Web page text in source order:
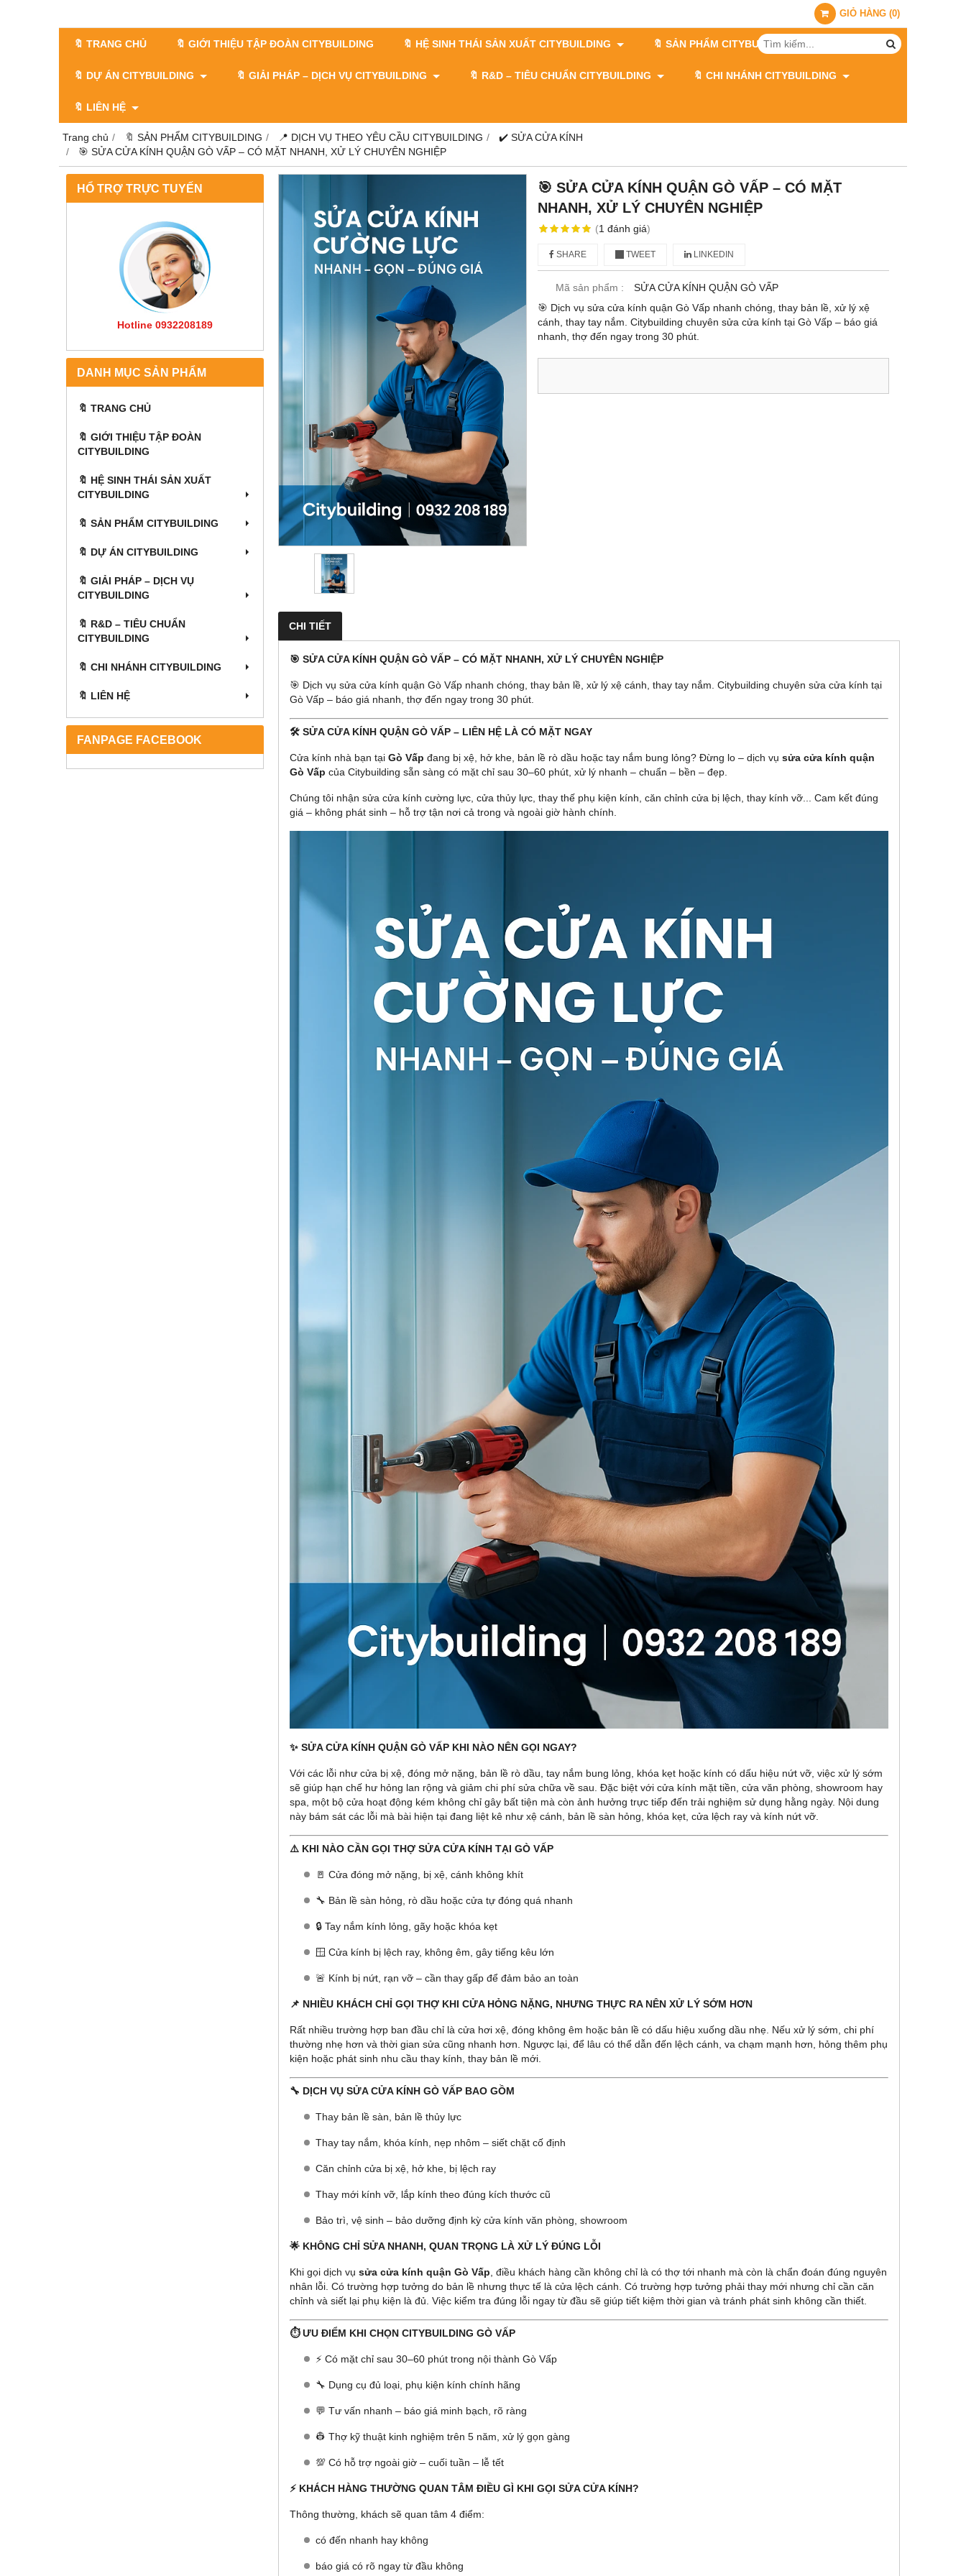
GIỎ HÀNG (0)
🔖 TRANG CHỦ 🔖 GIỚI THIỆU TẬP ĐOÀN CITYBUILDING 🔖 HỆ SINH THÁI SẢN XUẤT CITYBUILDING 🔖 SẢN PHẨM CITYBUILDING
🔖 DỰ ÁN CITYBUILDING 🔖 GIẢI PHÁP – DỊCH VỤ CITYBUILDING 🔖​​​​​​​ R&D – TIÊU CHUẨN CITYBUILDING 🔖 CHI NHÁNH CITYBUILDING
🔖 LIÊN HỆ
Trang chủ 🔖 SẢN PHẨM CITYBUILDING 📍 DỊCH VỤ THEO YÊU CẦU CITYBUILDING
✔️ SỬA CỬA KÍNH
🎯 SỬA CỬA KÍNH QUẬN GÒ VẤP – CÓ MẶT NHANH, XỬ LÝ CHUYÊN NGHIỆP
HỔ TRỢ TRỰC TUYẾN
Hotline 0932208189
DANH MỤC SẢN PHẨM
🔖 TRANG CHỦ
🔖 GIỚI THIỆU TẬP ĐOÀN
CITYBUILDING
🔖 HỆ SINH THÁI SẢN XUẤT
CITYBUILDING
🔖 SẢN PHẨM CITYBUILDING
🔖 DỰ ÁN CITYBUILDING
🔖 GIẢI PHÁP – DỊCH VỤ
CITYBUILDING
🔖​​​​​​​ R&D – TIÊU CHUẨN
CITYBUILDING
🔖 CHI NHÁNH CITYBUILDING
🔖 LIÊN HỆ
FANPAGE FACEBOOK
🎯 SỬA CỬA KÍNH QUẬN GÒ VẤP – CÓ MẶT
NHANH, XỬ LÝ CHUYÊN NGHIỆP
(1 đánh giá)
SHARE TWEET LINKEDIN
Mã sản phẩm :
SỬA CỬA KÍNH QUẬN GÒ VẤP
🎯 Dịch vụ sửa cửa kính quận Gò Vấp nhanh chóng, thay bản lề, xử lý xệ
cánh, thay tay nắm. Citybuilding chuyên sửa cửa kính tại Gò Vấp – báo giá
nhanh, thợ đến ngay trong 30 phút.
CHI TIẾT
🎯 SỬA CỬA KÍNH QUẬN GÒ VẤP – CÓ MẶT NHANH, XỬ LÝ CHUYÊN NGHIỆP
🎯 Dịch vụ sửa cửa kính quận Gò Vấp nhanh chóng, thay bản lề, xử lý xệ cánh, thay tay nắm. Citybuilding chuyên sửa cửa kính tại
Gò Vấp – báo giá nhanh, thợ đến ngay trong 30 phút.
🛠️ SỬA CỬA KÍNH QUẬN GÒ VẤP – LIÊN HỆ LÀ CÓ MẶT NGAY
Cửa kính nhà bạn tại Gò Vấp đang bị xệ, hở khe, bản lề rò dầu hoặc tay nắm bung lỏng? Đừng lo – dịch vụ sửa cửa kính quận
Gò Vấp của Citybuilding sẵn sàng có mặt chỉ sau 30–60 phút, xử lý nhanh – chuẩn – bền – đẹp.
Chúng tôi nhận sửa cửa kính cường lực, cửa thủy lực, thay thế phụ kiện kính, căn chỉnh cửa bị lệch, thay kính vỡ... Cam kết đúng
giá – không phát sinh – hỗ trợ tận nơi cả trong và ngoài giờ hành chính.
✨ SỬA CỬA KÍNH QUẬN GÒ VẤP KHI NÀO NÊN GỌI NGAY?
Với các lỗi như cửa bị xệ, đóng mở nặng, bản lề rò dầu, tay nắm bung lỏng, khóa kẹt hoặc kính có dấu hiệu nứt vỡ, việc xử lý sớm
sẽ giúp hạn chế hư hỏng lan rộng và giảm chi phí sửa chữa về sau. Đặc biệt với cửa kính mặt tiền, cửa văn phòng, showroom hay
spa, một bộ cửa hoạt động kém không chỉ gây bất tiện mà còn ảnh hưởng trực tiếp đến trải nghiệm sử dụng hằng ngày. Nội dung
này bám sát các lỗi mà bài hiện tại đang liệt kê như xệ cánh, bản lề sàn hỏng, khóa kẹt, cửa lệch ray và kính nứt vỡ.
⚠️ KHI NÀO CẦN GỌI THỢ SỬA CỬA KÍNH TẠI GÒ VẤP
🚪 Cửa đóng mở nặng, bị xệ, cánh không khít
🔧 Bản lề sàn hỏng, rò dầu hoặc cửa tự đóng quá nhanh
🔒 Tay nắm kính lỏng, gãy hoặc khóa kẹt
🪟 Cửa kính bị lệch ray, không êm, gây tiếng kêu lớn
🚨 Kính bị nứt, rạn vỡ – cần thay gấp để đảm bảo an toàn
📌 NHIỀU KHÁCH CHỈ GỌI THỢ KHI CỬA HỎNG NẶNG, NHƯNG THỰC RA NÊN XỬ LÝ SỚM HƠN
Rất nhiều trường hợp ban đầu chỉ là cửa hơi xệ, đóng không êm hoặc bản lề có dấu hiệu xuống dầu nhẹ. Nếu xử lý sớm, chi phí
thường nhẹ hơn và thời gian sửa cũng nhanh hơn. Ngược lại, để lâu có thể dẫn đến lệch cánh, va chạm mạnh hơn, hỏng thêm phụ
kiện hoặc phát sinh nhu cầu thay kính, thay bản lề mới.
🔧 DỊCH VỤ SỬA CỬA KÍNH GÒ VẤP BAO GỒM
Thay bản lề sàn, bản lề thủy lực
Thay tay nắm, khóa kính, nẹp nhôm – siết chặt cố định
Căn chỉnh cửa bị xệ, hở khe, bị lệch ray
Thay mới kính vỡ, lắp kính theo đúng kích thước cũ
Bảo trì, vệ sinh – bảo dưỡng định kỳ cửa kính văn phòng, showroom
🌟 KHÔNG CHỈ SỬA NHANH, QUAN TRỌNG LÀ XỬ LÝ ĐÚNG LỖI
Khi gọi dịch vụ sửa cửa kính quận Gò Vấp , điều khách hàng cần không chỉ là có thợ tới nhanh mà còn là chẩn đoán đúng nguyên
nhân lỗi. Có trường hợp tưởng do bản lề nhưng thực tế là cửa lệch cánh. Có trường hợp tưởng phải thay mới nhưng chỉ cần căn
chỉnh và siết lại phụ kiện là đủ. Việc kiểm tra đúng lỗi ngay từ đầu sẽ giúp tiết kiệm thời gian và tránh phát sinh không cần thiết.
⏱️ ƯU ĐIỂM KHI CHỌN CITYBUILDING GÒ VẤP
⚡ Có mặt chỉ sau 30–60 phút trong nội thành Gò Vấp
🔧 Dụng cụ đủ loại, phụ kiện kính chính hãng
💬 Tư vấn nhanh – báo giá minh bạch, rõ ràng
👷 Thợ kỹ thuật kinh nghiệm trên 5 năm, xử lý gọn gàng
💯 Có hỗ trợ ngoài giờ – cuối tuần – lễ tết
⚡ KHÁCH HÀNG THƯỜNG QUAN TÂM ĐIỀU GÌ KHI GỌI SỬA CỬA KÍNH?
Thông thường, khách sẽ quan tâm 4 điểm:
có đến nhanh hay không
báo giá có rõ ngay từ đầu không